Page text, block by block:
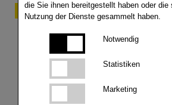
die Sie ihnen bereitgestellt haben oder die
Nutzung der Dienste gesammelt haben.
Notwendig
Statistiken
Marketing
Aktuelle
(KW 35 - 2025)
Sobald der Raps aufläuft, sind die
Rapserdflohs zu überwachen. Der